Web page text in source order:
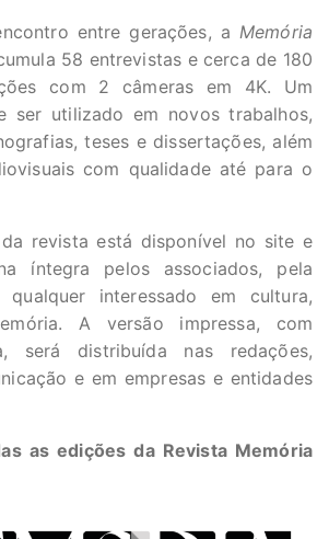
entre gerações, a Memória
58 entrevistas e cerca de 180
com 2 câmeras em 4K. Um
ser utilizado em novos trabalhos,
teses e dissertações, além
com qualidade até para o
revista está disponível no site e
íntegra pelos associados, pela
interessado em cultura,
A versão impressa, com
será distribuída nas redações,
e em empresas e entidades
as edições da Revista Memória